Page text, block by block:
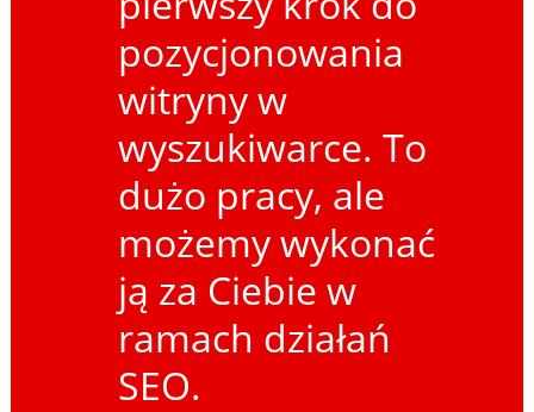
pozycjonowania
witryny w
wyszukiwarce. To
dużo pracy, ale
możemy wykonać
ją za Ciebie w
ramach działań
SEO.